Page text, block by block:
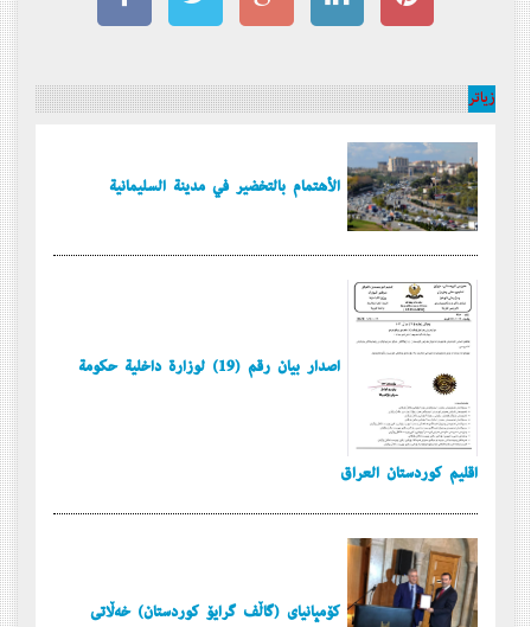
زیاتر
الأهتمام بالتخضير في مدينة السليمانية
إصدار بیان رقم (19) لوزارة داخلية حكومة
أقليم كوردستان العراق
کۆمپانیای (گاڵف گرایۆ کوردستان) خەڵاتی